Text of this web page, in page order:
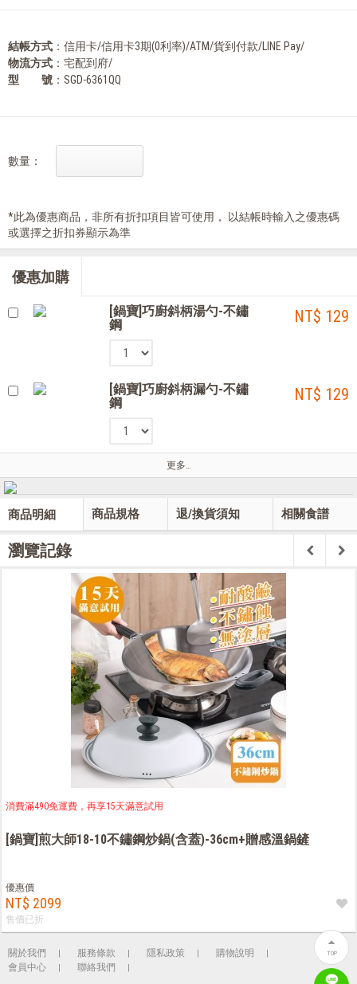
結帳方式 ：信用卡/信用卡3期(0利率)/ATM/貨到付款/LINE Pay/
物流方式 ：宅配到府/
型 號 ：SGD-6361QQ
數量：
*此為優惠商品，非所有折扣項目皆可使用， 以結帳時輸入之優惠碼
或選擇之折扣券顯示為準
優惠加購
[鍋寶]巧廚斜柄湯勺-不鏽
鋼
NT$ 129
[鍋寶]巧廚斜柄漏勺-不鏽
鋼
NT$ 129
更多…
商品明細 商品規格 退/換貨須知 相關食譜
瀏覽記錄
消費滿490免運費，再享15天滿意試用
[鍋寶]煎大師18-10不鏽鋼炒鍋(含蓋)-36cm+贈感溫鍋鏟
優惠價
NT$ 2099
售價已折
關於我們 服務條款 隱私政策
購物說明
會員中心
聯絡我們
TOP